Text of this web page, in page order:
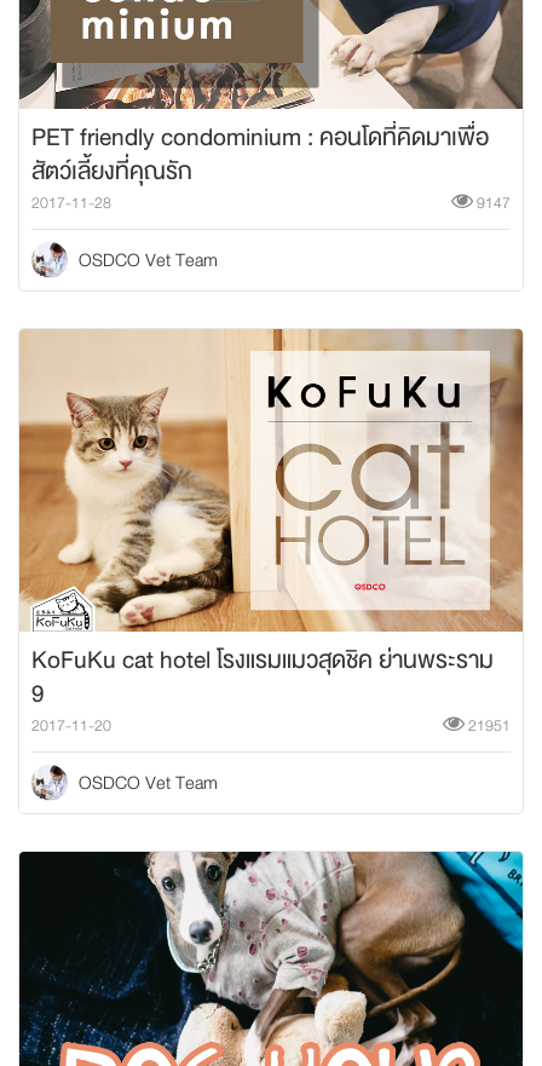
PET friendly condominium : คอนโดที่คิดมาเพื่อ
สัตว์เลี้ยงที่คุณรัก
9147
2017-11-28
OSDCO Vet Team
KoFuKu cat hotel โรงแรมแมวสุดชิค ย่านพระราม
9
21951
2017-11-20
OSDCO Vet Team